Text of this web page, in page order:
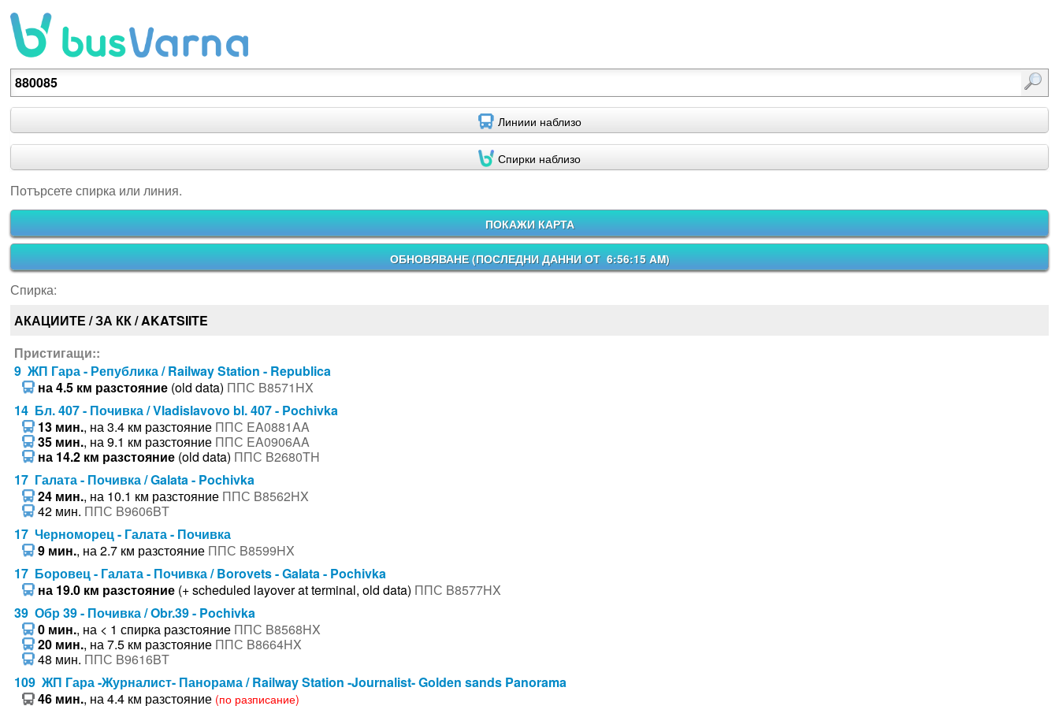
Потърсете спирка или линия.
Линиии наблизо
Спирки наблизо
Потърсете спирка или линия.
ПОКАЖИ КАРТА
ОБНОВЯВАНЕ (ПОСЛЕДНИ ДАННИ ОТ 6:56:15 AM)
Спирка:
АКАЦИИТЕ / ЗА КК / AKATSIITE
Пристигащи::
9 ЖП Гара - Република / Railway Station - Republica
на 4.5 км разстояние(old data) ППС B8571HX
14 Бл. 407 - Почивка / Vladislavovo bl. 407 - Pochivka
13 мин., на 3.4 км разстояние ППС EA0881AA
35 мин., на 9.1 км разстояние ППС EA0906AA
на 14.2 км разстояние(old data) ППС B2680TH
17 Галата - Почивка / Galata - Pochivka
24 мин., на 10.1 км разстояние ППС B8562HX
42 мин. ППС B9606BT
17 Черноморец - Галата - Почивка
9 мин., на 2.7 км разстояние ППС B8599HX
17 Боровец - Галата - Почивка / Borovets - Galata - Pochivka
на 19.0 км разстояние(+ scheduled layover at terminal, old data) ППС B8577HX
39 Обр 39 - Почивка / Obr.39 - Pochivka
0 мин., на < 1 спирка разстояние ППС B8568HX
20 мин., на 7.5 км разстояние ППС B8664HX
48 мин. ППС B9616BT
109 ЖП Гара -Журналист- Панорама / Railway Station -Journalist- Golden sands Panorama
46 мин., на 4.4 км разстояние (по разписание)